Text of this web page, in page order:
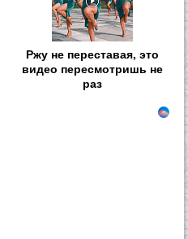
Ржу не переставая, это
видео пересмотришь не
раз